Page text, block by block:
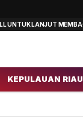
KEPULAUAN RIAU